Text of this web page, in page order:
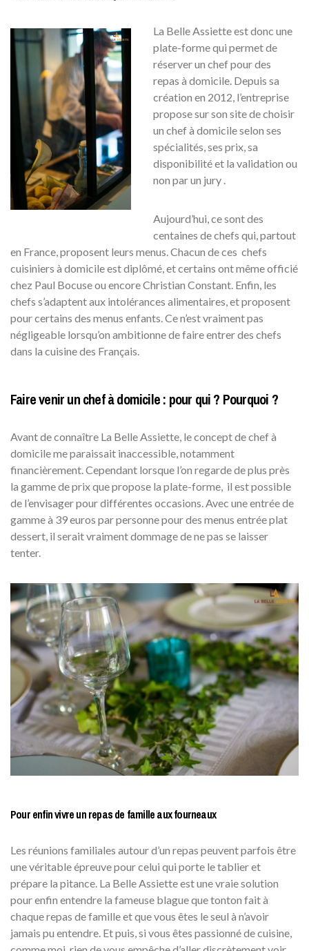
La Belle Assiette est donc une
plate-forme qui permet de
réserver un chef pour des
repas à domicile. Depuis sa
création en 2012, l’entreprise
propose sur son site de choisir
un chef à domicile selon ses
spécialités, ses prix, sa
disponibilité et la validation ou
non par un jury .
Aujourd’hui, ce sont des
centaines de chefs qui, partout
en France, proposent leurs menus. Chacun de ces chefs
cuisiniers à domicile est diplômé, et certains ont même officié
chez Paul Bocuse ou encore Christian Constant. Enfin, les
chefs s’adaptent aux intolérances alimentaires, et proposent
pour certains des menus enfants. Ce n’est vraiment pas
négligeable lorsqu’on ambitionne de faire entrer des chefs
dans la cuisine des Français.
Faire venir un chef à domicile : pour qui ? Pourquoi ?
Avant de connaître La Belle Assiette, le concept de chef à
domicile me paraissait inaccessible, notamment
financièrement. Cependant lorsque l’on regarde de plus près
la gamme de prix que propose la plate-forme, il est possible
de l’envisager pour différentes occasions. Avec une entrée de
gamme à 39 euros par personne pour des menus entrée plat
dessert, il serait vraiment dommage de ne pas se laisser
tenter.
Pour enfin vivre un repas de famille aux fourneaux
Les réunions familiales autour d’un repas peuvent parfois être
une véritable épreuve pour celui qui porte le tablier et
prépare la pitance. La Belle Assiette est une vraie solution
pour enfin entendre la fameuse blague que tonton fait à
chaque repas de famille et que vous êtes le seul à n’avoir
jamais pu entendre. Et puis, si vous êtes passionné de cuisine,